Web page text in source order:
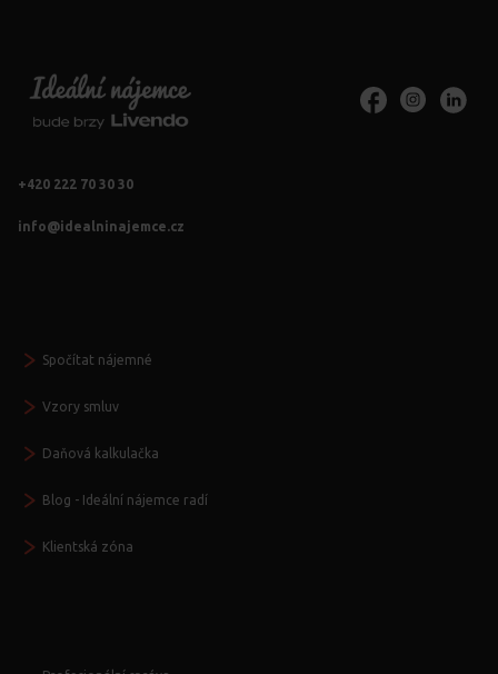
+420 222 70 30 30
info@idealninajemce.cz
Spočítat nájemné
Vzory smluv
Daňová kalkulačka
Blog - Ideální nájemce radí
Klientská zóna